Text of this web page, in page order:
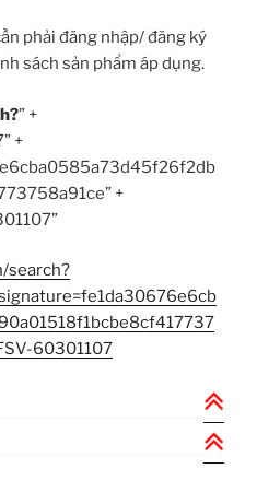
phải đăng nhập/ đăng ký
sách sản phẩm áp dụng.
” +
+
+
search?
60301107